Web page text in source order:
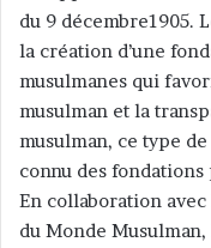
u
n
c
o
u
r
du 9 décembre1905.
la création d’une
musulmanes qui
musulman et la
musulman, ce type
connu des fondations
En collaboration avec
du Monde